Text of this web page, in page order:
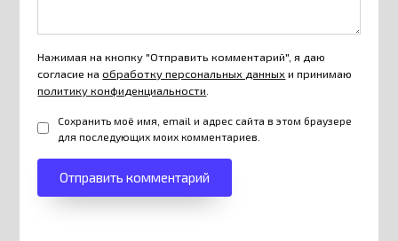
Нажимая на кнопку "Отправить комментарий", я даю
согласие наобработку персональных данных и принимаю
политику конфиденциальности
Сохранить моё имя, email и адрес сайта в этом браузере
для последующих моих комментариев.